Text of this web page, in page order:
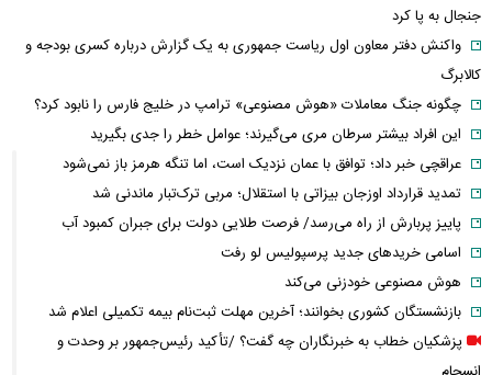
جنجال به پا کرد
واکنش دفتر معاون اول ریاست جمهوری به یک گزارش درباره کسری بودجه و
کالابرگ
چگونه جنگ معاملات «هوش مصنوعی» ترامپ در خلیج فارس را نابود کرد؟
این افراد بیشتر سرطان مری می‌گیرند؛ عوامل خطر را جدی بگیرید
عراقچی خبر داد؛ توافق با عمان نزدیک است، اما تنگه هرمز باز نمی‌شود
تمدید قرارداد اوزجان بیزاتی با استقلال؛ مربی ترک‌تبار ماندنی شد
پاییز پربارش از راه می‌رسد/ فرصت طلایی دولت برای جبران کمبود آب
اسامی خریدهای جدید پرسپولیس لو رفت
هوش مصنوعی خودزنی می‌کند
بازنشستگان کشوری بخوانند؛ آخرین مهلت ثبت‌نام بیمه تکمیلی اعلام شد
پزشکیان خطاب به خبرنگاران چه گفت؟ /تأکید رئیس‌جمهور بر وحدت و